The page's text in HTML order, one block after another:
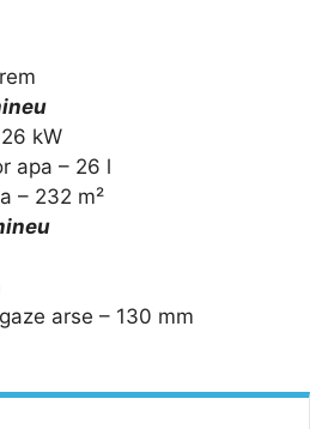
kW
apa – 26 l
– 232 m²
arse – 130 mm